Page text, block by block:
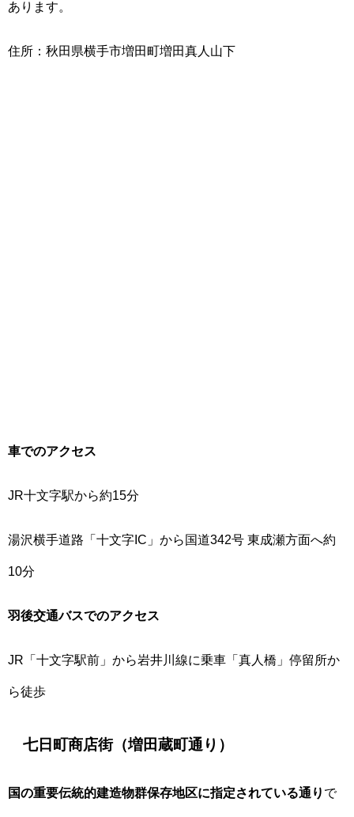
あります。
住所：秋田県横手市増田町増田真人山下
車でのアクセス
JR十文字駅から約15分
湯沢横手道路「十文字IC」から国道342号 東成瀬方面へ約
10分
羽後交通バスでのアクセス
JR「十文字駅前」から岩井川線に乗車「真人橋」停留所か
ら徒歩
七日町商店街（増田蔵町通り）
国の重要伝統的建造物群保存地区に指定されている通り で